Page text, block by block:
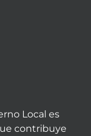
Local es
contribuye